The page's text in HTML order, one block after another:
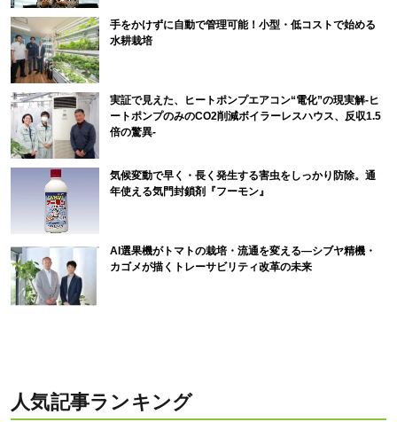
手をかけずに自動で管理可能！小型・低コストで始める
水耕栽培
実証で見えた、ヒートポンプエアコン“電化”の現実解-ヒ
ートポンプのみのCO2削減ボイラーレスハウス、反収1.5
倍の驚異-
気候変動で早く・長く発生する害虫をしっかり防除。通
年使える気門封鎖剤『フーモン』
AI選果機がトマトの栽培・流通を変える―シブヤ精機・
カゴメが描くトレーサビリティ改革の未来
人気記事ランキング